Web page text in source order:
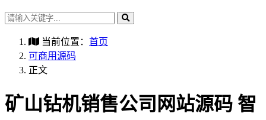
当前位置： 首页
可商用源码
正文
矿山钻机销售公司网站源码 智